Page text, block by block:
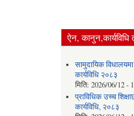
ऐन, कानुन,कार्यविधि
सामुदायिक
कार्यविधि २०८३
मिति: 2026/06/12 -
प्राविधिक उच्च
कार्यविधि, २०८३